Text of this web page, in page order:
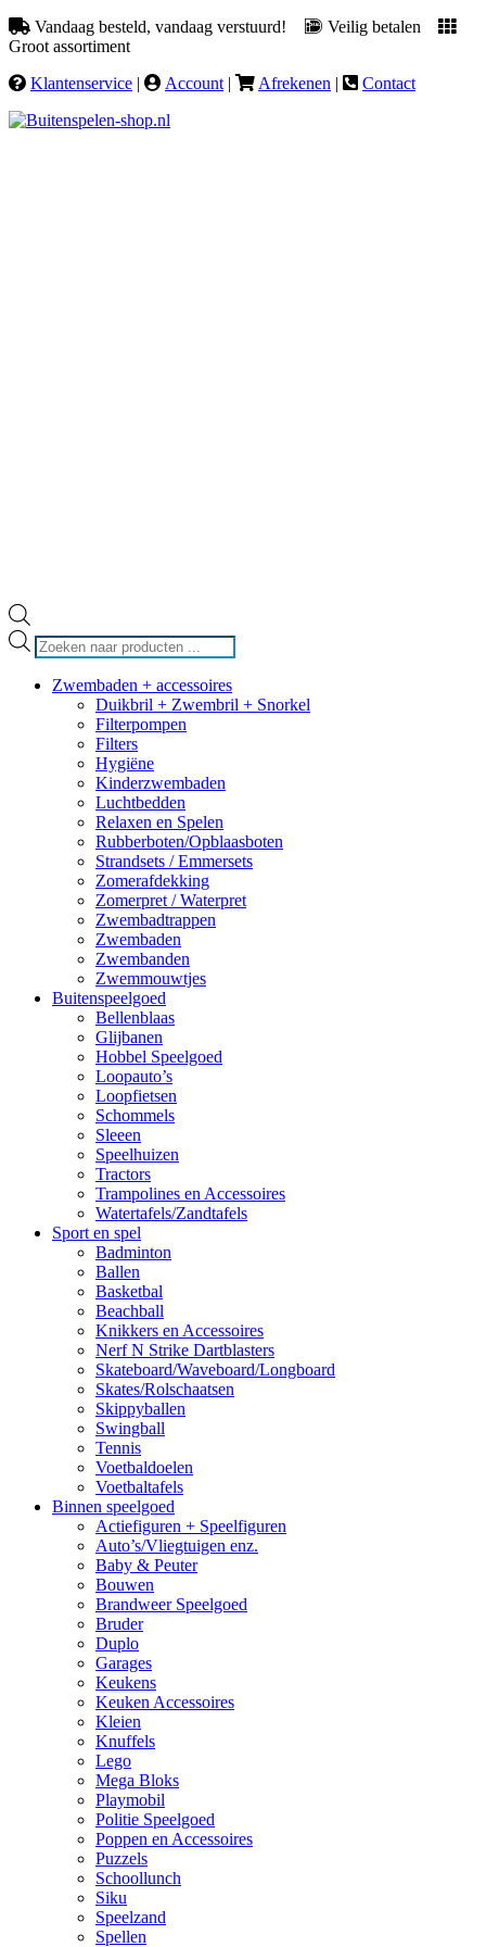
Vandaag besteld, vandaag verstuurd!
Veilig betalen
Groot assortiment
Klantenservice | Account | Afrekenen | Contact
Producten
zoeken
Zwembaden + accessoires
Duikbril + Zwembril + Snorkel
Filterpompen
Filters
Hygiëne
Kinderzwembaden
Luchtbedden
Relaxen en Spelen
Rubberboten/Opblaasboten
Strandsets / Emmersets
Zomerafdekking
Zomerpret / Waterpret
Zwembadtrappen
Zwembaden
Zwembanden
Zwemmouwtjes
Buitenspeelgoed
Bellenblaas
Glijbanen
Hobbel Speelgoed
Loopauto’s
Loopfietsen
Schommels
Sleeen
Speelhuizen
Tractors
Trampolines en Accessoires
Watertafels/Zandtafels
Sport en spel
Badminton
Ballen
Basketbal
Beachball
Knikkers en Accessoires
Nerf N Strike Dartblasters
Skateboard/Waveboard/Longboard
Skates/Rolschaatsen
Skippyballen
Swingball
Tennis
Voetbaldoelen
Voetbaltafels
Binnen speelgoed
Actiefiguren + Speelfiguren
Auto’s/Vliegtuigen enz.
Baby & Peuter
Bouwen
Brandweer Speelgoed
Bruder
Duplo
Garages
Keukens
Keuken Accessoires
Kleien
Knuffels
Lego
Mega Bloks
Playmobil
Politie Speelgoed
Poppen en Accessoires
Puzzels
Schoollunch
Siku
Speelzand
Spellen